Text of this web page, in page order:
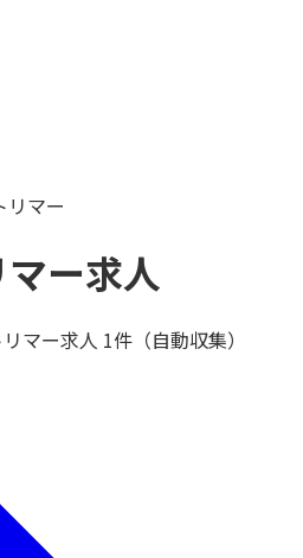
リマー
マー求人
リマー求人 1件（自動収集）